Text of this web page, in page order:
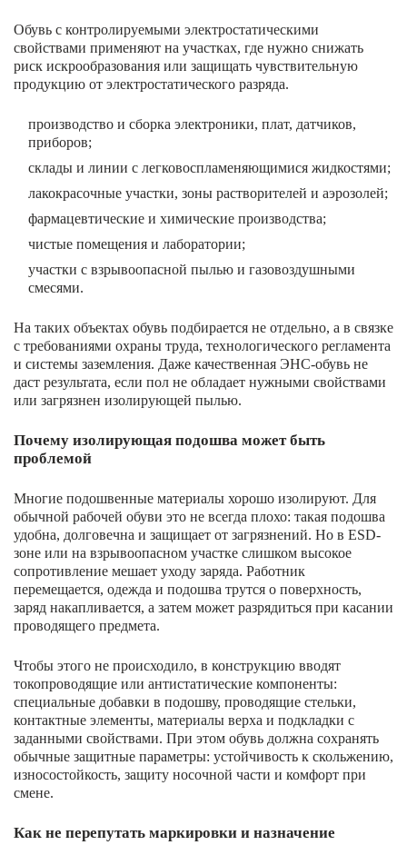
Обувь с контролируемыми электростатическими
свойствами применяют на участках, где нужно снижать
риск искрообразования или защищать чувствительную
продукцию от электростатического разряда.
производство и сборка электроники, плат, датчиков,
приборов;
склады и линии с легковоспламеняющимися жидкостями;
лакокрасочные участки, зоны растворителей и аэрозолей;
фармацевтические и химические производства;
чистые помещения и лаборатории;
участки с взрывоопасной пылью и газовоздушными
смесями.
На таких объектах обувь подбирается не отдельно, а в связке
с требованиями охраны труда, технологического регламента
и системы заземления. Даже качественная ЭНС-обувь не
даст результата, если пол не обладает нужными свойствами
или загрязнен изолирующей пылью.
Почему изолирующая подошва может быть
проблемой
Многие подошвенные материалы хорошо изолируют. Для
обычной рабочей обуви это не всегда плохо: такая подошва
удобна, долговечна и защищает от загрязнений. Но в ESD-
зоне или на взрывоопасном участке слишком высокое
сопротивление мешает уходу заряда. Работник
перемещается, одежда и подошва трутся о поверхность,
заряд накапливается, а затем может разрядиться при касании
проводящего предмета.
Чтобы этого не происходило, в конструкцию вводят
токопроводящие или антистатические компоненты:
специальные добавки в подошву, проводящие стельки,
контактные элементы, материалы верха и подкладки с
заданными свойствами. При этом обувь должна сохранять
обычные защитные параметры: устойчивость к скольжению,
износостойкость, защиту носочной части и комфорт при
смене.
Как не перепутать маркировки и назначение